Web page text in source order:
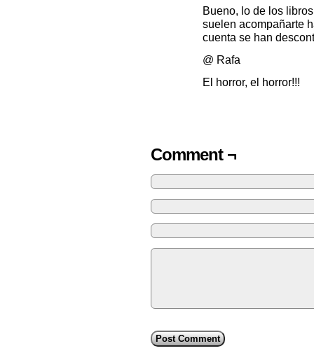
Bueno, lo de los
suelen acompañarte
cuenta se han
@ Rafa
El horror, el horror!!!
Comment ¬